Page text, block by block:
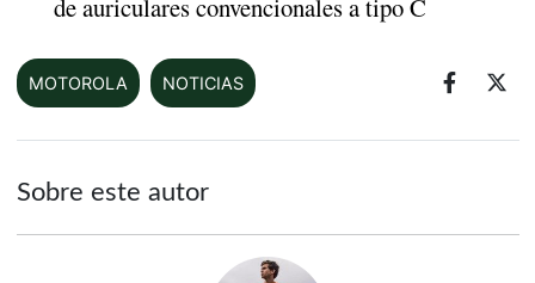
MOTOROLA NOTICIAS
Sobre este autor